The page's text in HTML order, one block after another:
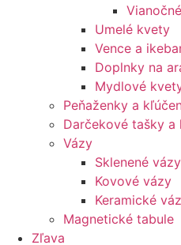
Umelé kvety
Vence a
Doplnky na
Mydlové
Peňaženky a
Darčekové tašky a
Vázy
Sklenené vázy
Kovové vázy
Keramické
Magnetické tabule
Zľava